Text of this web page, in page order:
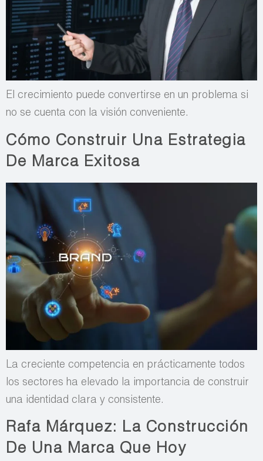
El crecimiento puede convertirse en un problema si
no se cuenta con la visión conveniente.
Cómo Construir Una Estrategia
De Marca Exitosa
La creciente competencia en prácticamente todos
los sectores ha elevado la importancia de construir
una identidad clara y consistente.
Rafa Márquez: La Construcción
De Una Marca Que Hoy